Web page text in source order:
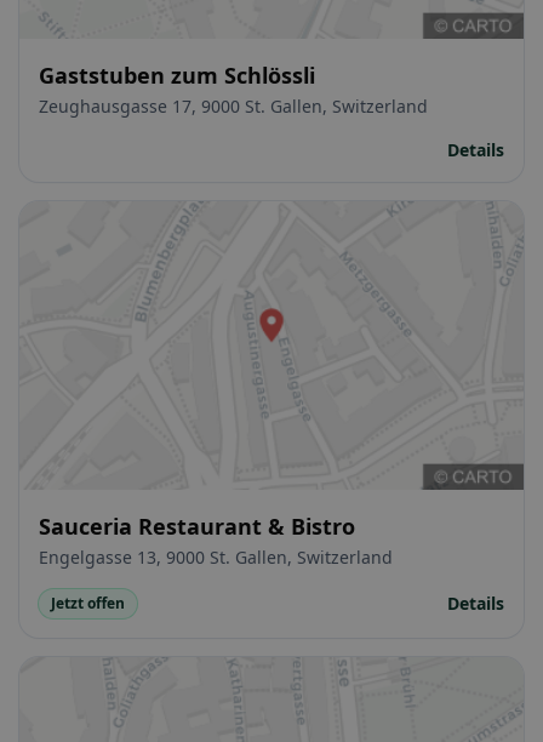
Gaststuben zum Schlössli
Zeughausgasse 17, 9000 St. Gallen, Switzerland
Details
Sauceria Restaurant & Bistro
Engelgasse 13, 9000 St. Gallen, Switzerland
Jetzt offen Details